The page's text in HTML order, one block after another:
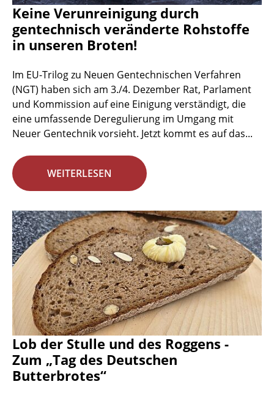
Keine Verunreinigung durch
gentechnisch veränderte Rohstoffe
in unseren Broten!
Im EU-Trilog zu Neuen Gentechnischen Verfahren
(NGT) haben sich am 3./4. Dezember Rat, Parlament
und Kommission auf eine Einigung verständigt, die
eine umfassende Deregulierung im Umgang mit
Neuer Gentechnik vorsieht. Jetzt kommt es auf das...
WEITERLESEN
Lob der Stulle und des Roggens -
Zum „Tag des Deutschen
Butterbrotes“